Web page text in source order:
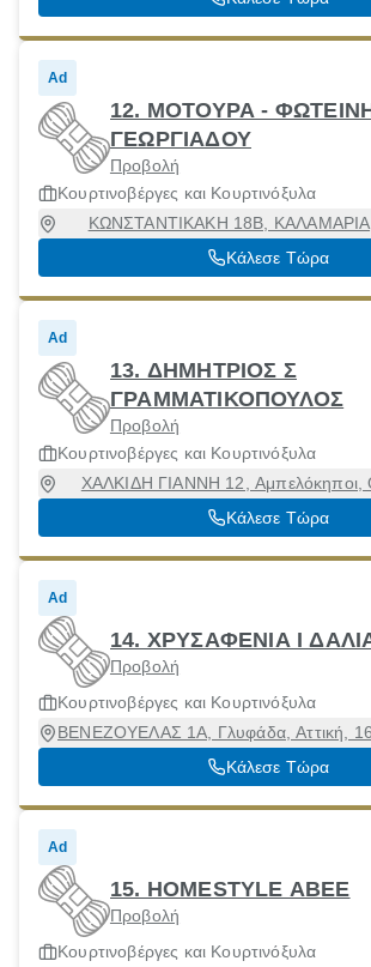
Ad
12. ΜΟΤΟΥΡΑ - ΦΩΤΕΙΝΗ
ΓΕΩΡΓΙΑΔΟΥ
Προβολή
Κουρτινοβέργες και Κουρτινόξυλα
ΚΩΝΣΤΑΝΤΙΚΑΚΗ 18Β, ΚΑΛΑΜΑΡΙΑ,
Θεσσαλονίκη, 55133
Κάλεσε Τώρα
Ad
13. ΔΗΜΗΤΡΙΟΣ Σ
ΓΡΑΜΜΑΤΙΚΟΠΟΥΛΟΣ
Προβολή
Κουρτινοβέργες και Κουρτινόξυλα
ΧΑΛΚΙΔΗ ΓΙΑΝΝΗ 12, Αμπελόκηποι,
56123
Κάλεσε Τώρα
Ad
14. ΧΡΥΣΑΦΕΝΙΑ Ι
Προβολή
Κουρτινοβέργες και Κουρτινόξυλα
ΒΕΝΕΖΟΥΕΛΑΣ 1Α, Γλυφάδα, Αττική,
Κάλεσε Τώρα
Ad
15. HOMESTYLE ΑΒΕΕ
Προβολή
Κουρτινοβέργες και Κουρτινόξυλα